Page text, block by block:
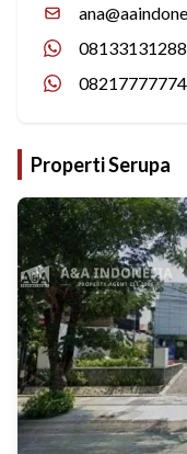
Properti Serupa